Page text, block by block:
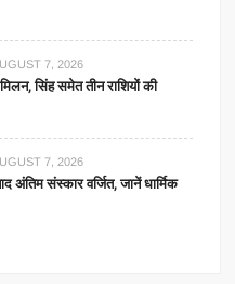
7, 2026
सिंह समेत तीन राशियों की
7, 2026
अंतिम संस्कार वर्जित, जानें धार्मिक